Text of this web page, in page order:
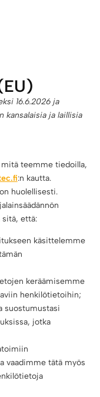
16.6.2026 ja
kansalaisia ja laillisia
teemme tiedoilla,
:n kautta.
huolellisesti.
sitä, että:
käsittelemme
keräämisemme
henkilötietoihin;
suostumustasi
jotka
vaadimme tätä myös